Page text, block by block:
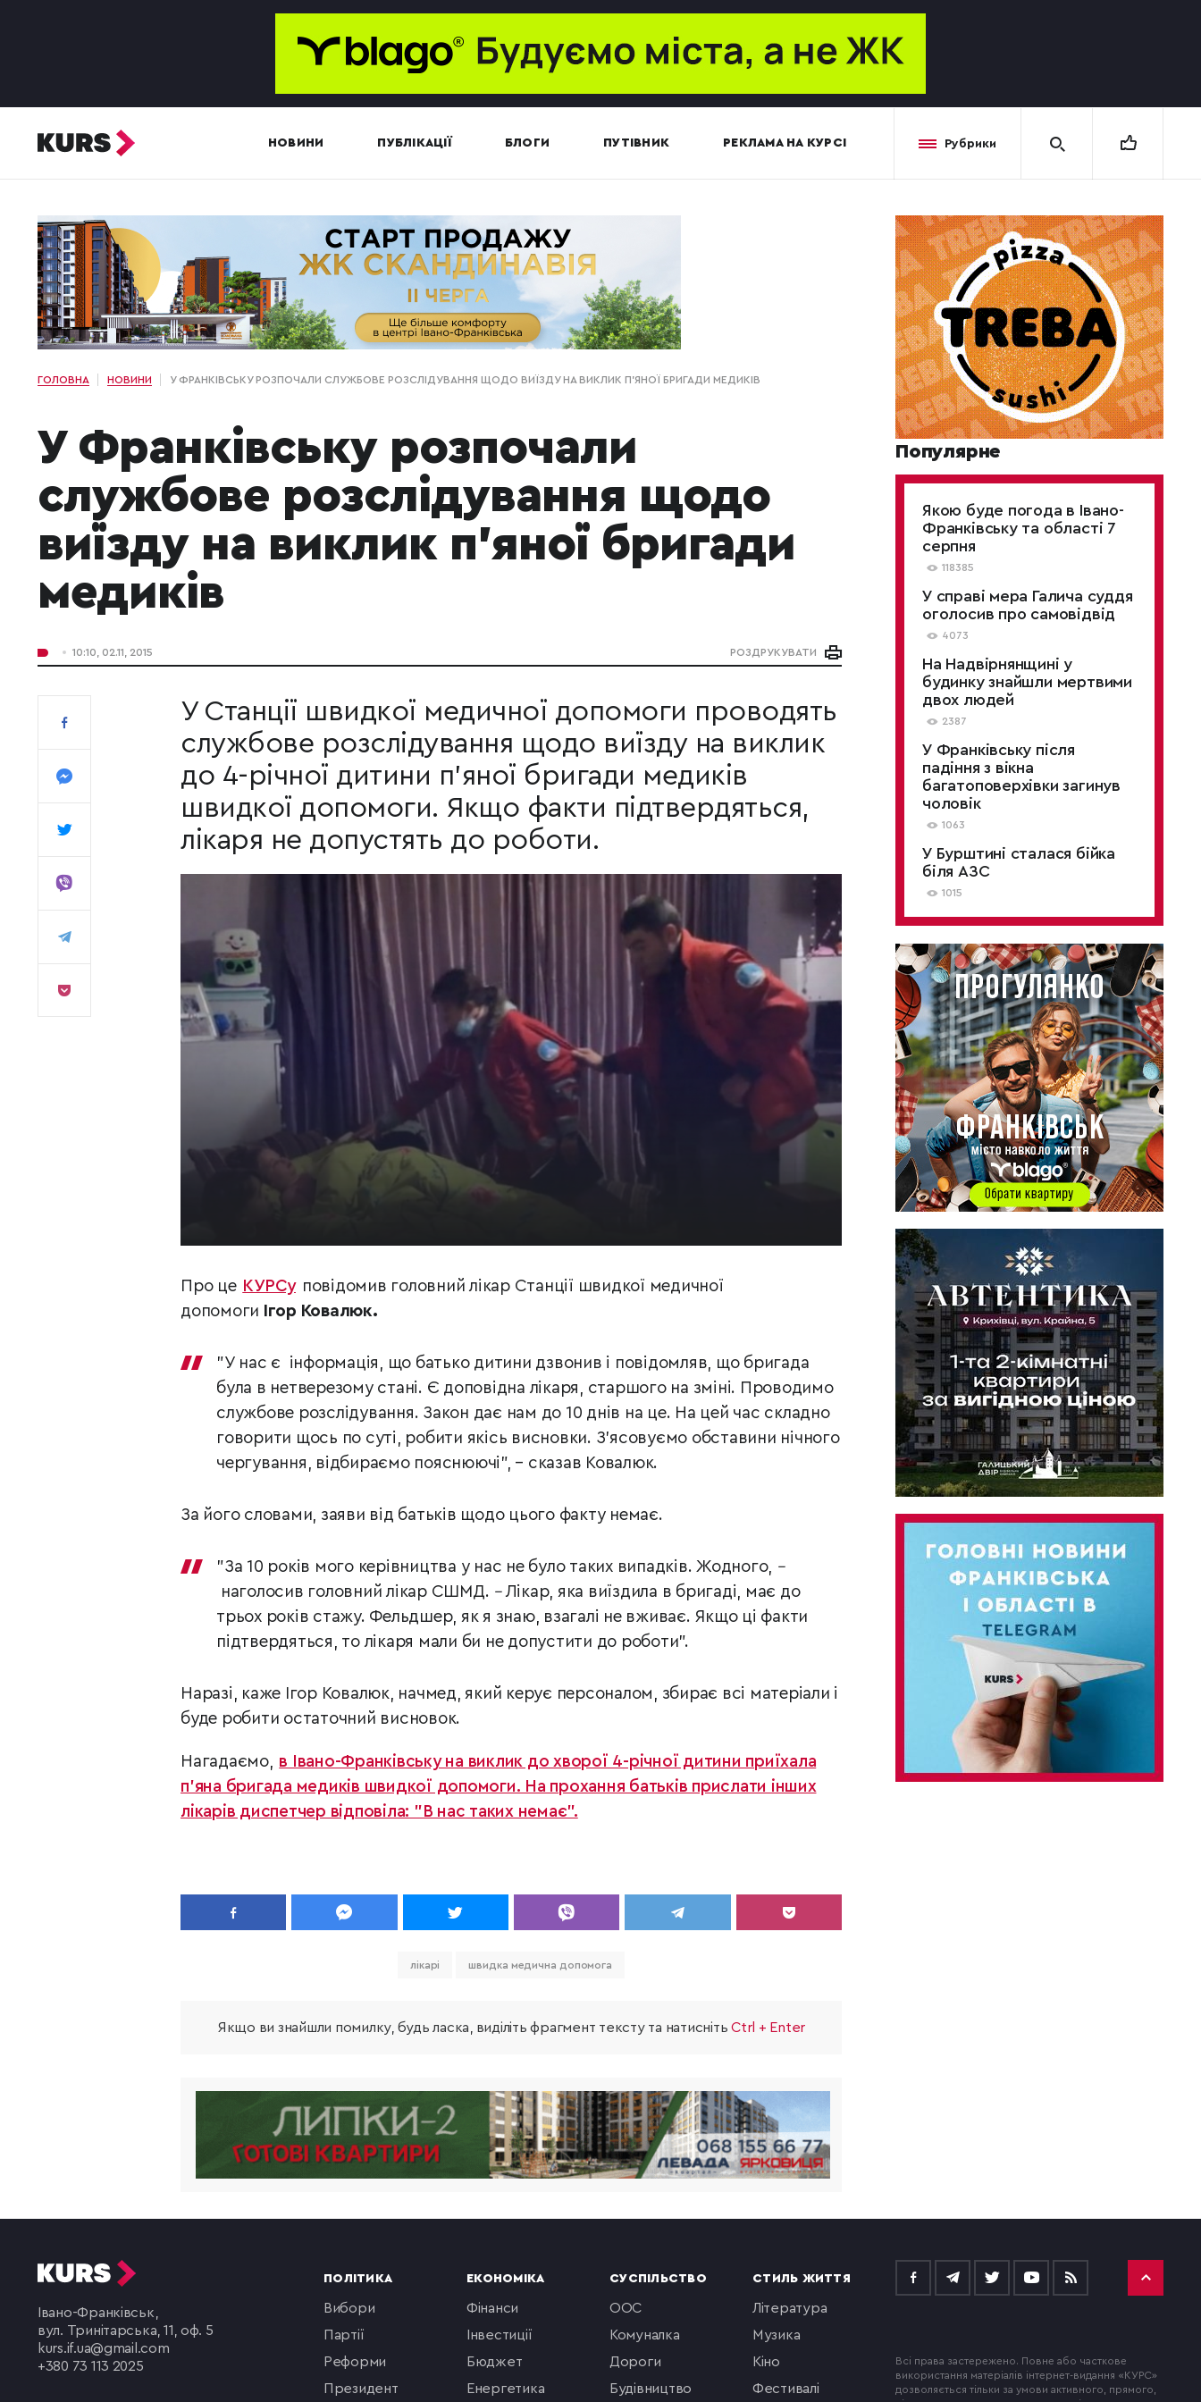
НОВИНИ ПУБЛІКАЦІЇ БЛОГИ ПУТІВНИК РЕКЛАМА НА КУРСІ Рубрики
ГОЛОВНА НОВИНИ У ФРАНКІВСЬКУ РОЗПОЧАЛИ СЛУЖБОВЕ РОЗСЛІДУВАННЯ ЩОДО ВИЇЗДУ НА ВИКЛИК П’ЯНОЇ БРИГАДИ МЕДИКІВ
У Франківську розпочали
службове розслідування щодо
виїзду на виклик п’яної бригади
медиків
10:10, 02.11, 2015 РОЗДРУКУВАТИ
У Станції швидкої медичної допомоги проводять
службове розслідування щодо виїзду на виклик
до 4-річної дитини п'яної бригади медиків
швидкої допомоги. Якщо факти підтвердяться,
лікаря не допустять до роботи.
Про це КУРСу повідомив головний лікар Станції швидкої медичної
допомоги
Ігор Ковалюк.
"У нас є інформація, що батько дитини дзвонив і повідомляв, що бригада
була в нетверезому стані. Є доповідна лікаря, старшого на зміні. Проводимо
службове розслідування. Закон дає нам до 10 днів на це. На цей час складно
говорити щось по суті, робити якісь висновки. З’ясовуємо обставини нічного
чергування, відбираємо пояснюючі", – сказав Ковалюк.
За його словами, заяви від батьків щодо цього факту немає.
"За 10 років мого керівництва у нас не було таких випадків. Жодного, –
наголосив головний лікар СШМД. –Лікар, яка виїздила в бригаді, має до
трьох років стажу. Фельдшер, як я знаю, взагалі не вживає. Якщо ці факти
підтвердяться, то лікаря мали би не допустити до роботи".
Наразі, каже Ігор Ковалюк, начмед, який керує персоналом, збирає всі матеріали і
буде робити остаточний висновок.
Нагадаємо, в Івано-Франківську на виклик до хворої 4-річної дитини приїхала
п'яна бригада медиків швидкої допомоги. На прохання батьків прислати інших
лікарів диспетчер відповіла: "В нас таких немає".
лікарі швидка медична допомога
Якщо ви знайшли помилку, будь ласка, виділіть фрагмент тексту та натиснітьCtrl + Enter
Популярне
Якою буде погода в Івано-
Франківську та області 7
серпня
118385
У справі мера Галича суддя
оголосив про самовідвід
4073
На Надвірнянщині у
будинку знайшли мертвими
двох людей
2387
У Франківську після
падіння з вікна
багатоповерхівки загинув
чоловік
1063
У Бурштині сталася бійка
біля АЗС
1015
Івано-Франківськ,
вул. Тринітарська, 11, оф. 5
kurs.if.ua@gmail.com
+380 73 113 2025
ПОЛІТИКА
вибори
партії
реформи
президент
ЕКОНОМІКА
фінанси
інвестиції
бюджет
енергетика
СУСПІЛЬСТВО
ООС
комуналка
Дороги
будівництво
СТИЛЬ ЖИТТЯ
література
музика
кіно
фестивалі
Всі права застережено. Повне або часткове
використання матеріалів інтернет-видання «КУРС»
дозволяється тільки за умови активного, прямого,